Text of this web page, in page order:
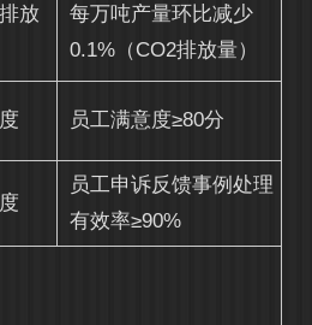
放
每万吨产量环比减少
0.1%（CO2排放量）
员工满意度≥80分
员工申诉反馈事例处理
有效率≥90%